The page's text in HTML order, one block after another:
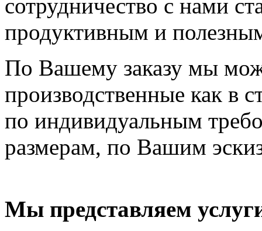
сотрудничество с нами
продуктивным и
По Вашему заказу мы
производственные как в
по индивидуальным
размерам, по Вашим
Мы представляем